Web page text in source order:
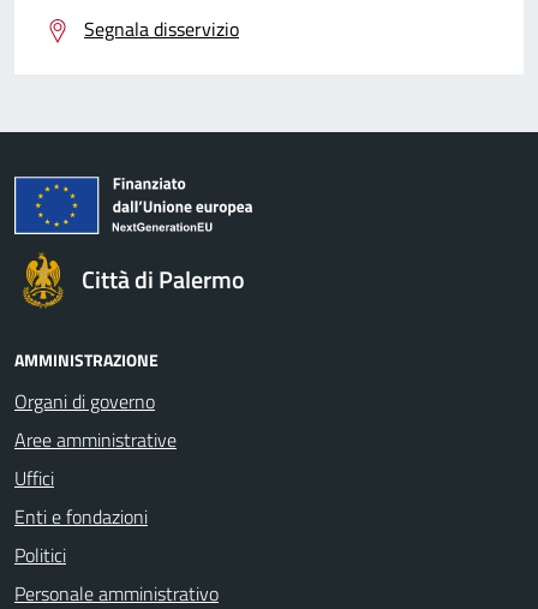
Segnala disservizio
Città di Palermo
AMMINISTRAZIONE
Organi di governo
Aree amministrative
Uffici
Enti e fondazioni
Politici
Personale amministrativo